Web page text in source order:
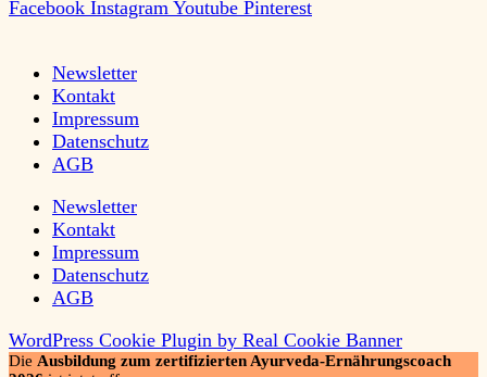
Facebook Instagram Youtube Pinterest
Newsletter
Kontakt
Impressum
Datenschutz
AGB
Newsletter
Kontakt
Impressum
Datenschutz
AGB
WordPress Cookie Plugin by Real Cookie Banner
Die Ausbildung zum zertifizierten Ayurveda-Ernährungscoach